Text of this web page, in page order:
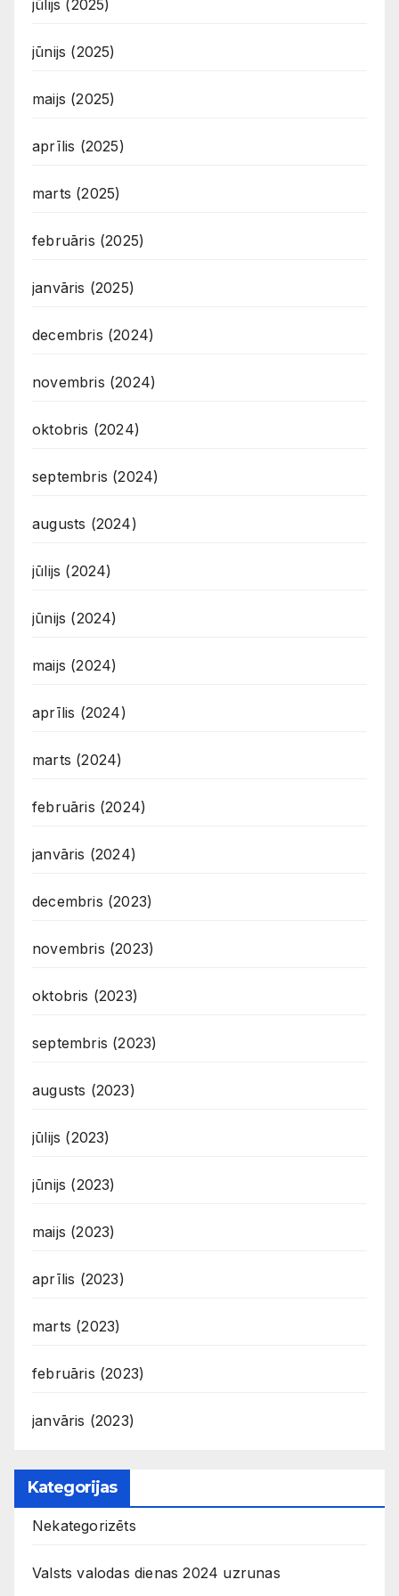
jūlijs (2025)
jūnijs (2025)
maijs (2025)
aprīlis (2025)
marts (2025)
februāris (2025)
janvāris (2025)
decembris (2024)
novembris (2024)
oktobris (2024)
septembris (2024)
augusts (2024)
jūlijs (2024)
jūnijs (2024)
maijs (2024)
aprīlis (2024)
marts (2024)
februāris (2024)
janvāris (2024)
decembris (2023)
novembris (2023)
oktobris (2023)
septembris (2023)
augusts (2023)
jūlijs (2023)
jūnijs (2023)
maijs (2023)
aprīlis (2023)
marts (2023)
februāris (2023)
janvāris (2023)
Kategorijas
Nekategorizēts
Valsts valodas dienas 2024 uzrunas